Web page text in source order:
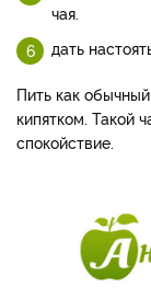
чая.
дать
Пить как
кипятком. Такой
спокойствие.